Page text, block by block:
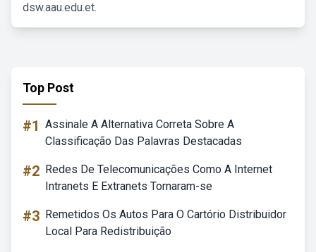
dsw.aau.edu.et.
Top Post
#1 Assinale A Alternativa Correta Sobre A
Classificação Das Palavras Destacadas
#2 Redes De Telecomunicações Como A Internet
Intranets E Extranets Tornaram-se
#3 Remetidos Os Autos Para O Cartório Distribuidor
Local Para Redistribuição